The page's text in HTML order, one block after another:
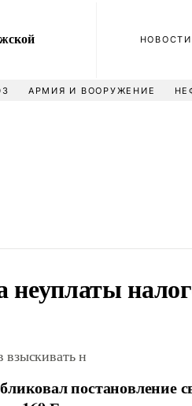
НОВОСТИ
АРМИЯ И ВООРУЖЕНИЕ
н
постановление